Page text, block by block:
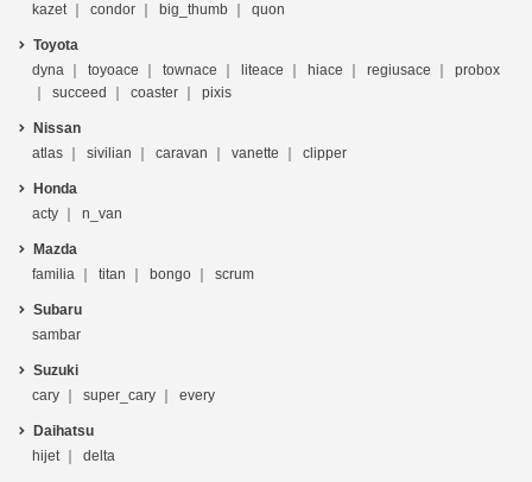
kazet
condor big_thumb quon
Toyota
dyna
toyoace townace liteace hiace regiusace
probox
succeed
coaster pixis
Nissan
atlas
sivilian caravan vanette clipper
Honda
acty
n_van
Mazda
familia
titan bongo scrum
Subaru
sambar
Suzuki
cary
super_cary every
Daihatsu
hijet
delta